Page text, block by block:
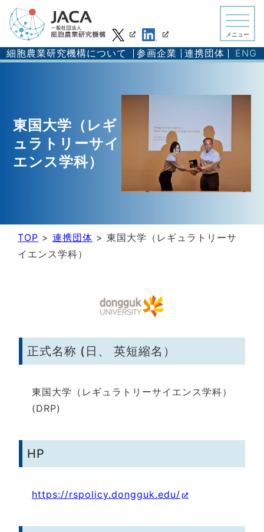
メニュー
細胞農業研究機構について 参画企業 連携団体 ENG
東国大学（レギ
ュラトリーサイ
エンス学科）
TOP >連携団体 >東国大学（レギュラトリーサ
イエンス学科）
正式名称 (日、 英短縮名）
東国大学（レギュラトリーサイエンス学科）
(DRP)
HP
https://rspolicy.dongguk.edu/